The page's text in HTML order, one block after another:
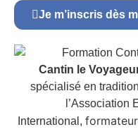
Je m’inscris dès
Cantin le
spécialisé en
l’Association
International,